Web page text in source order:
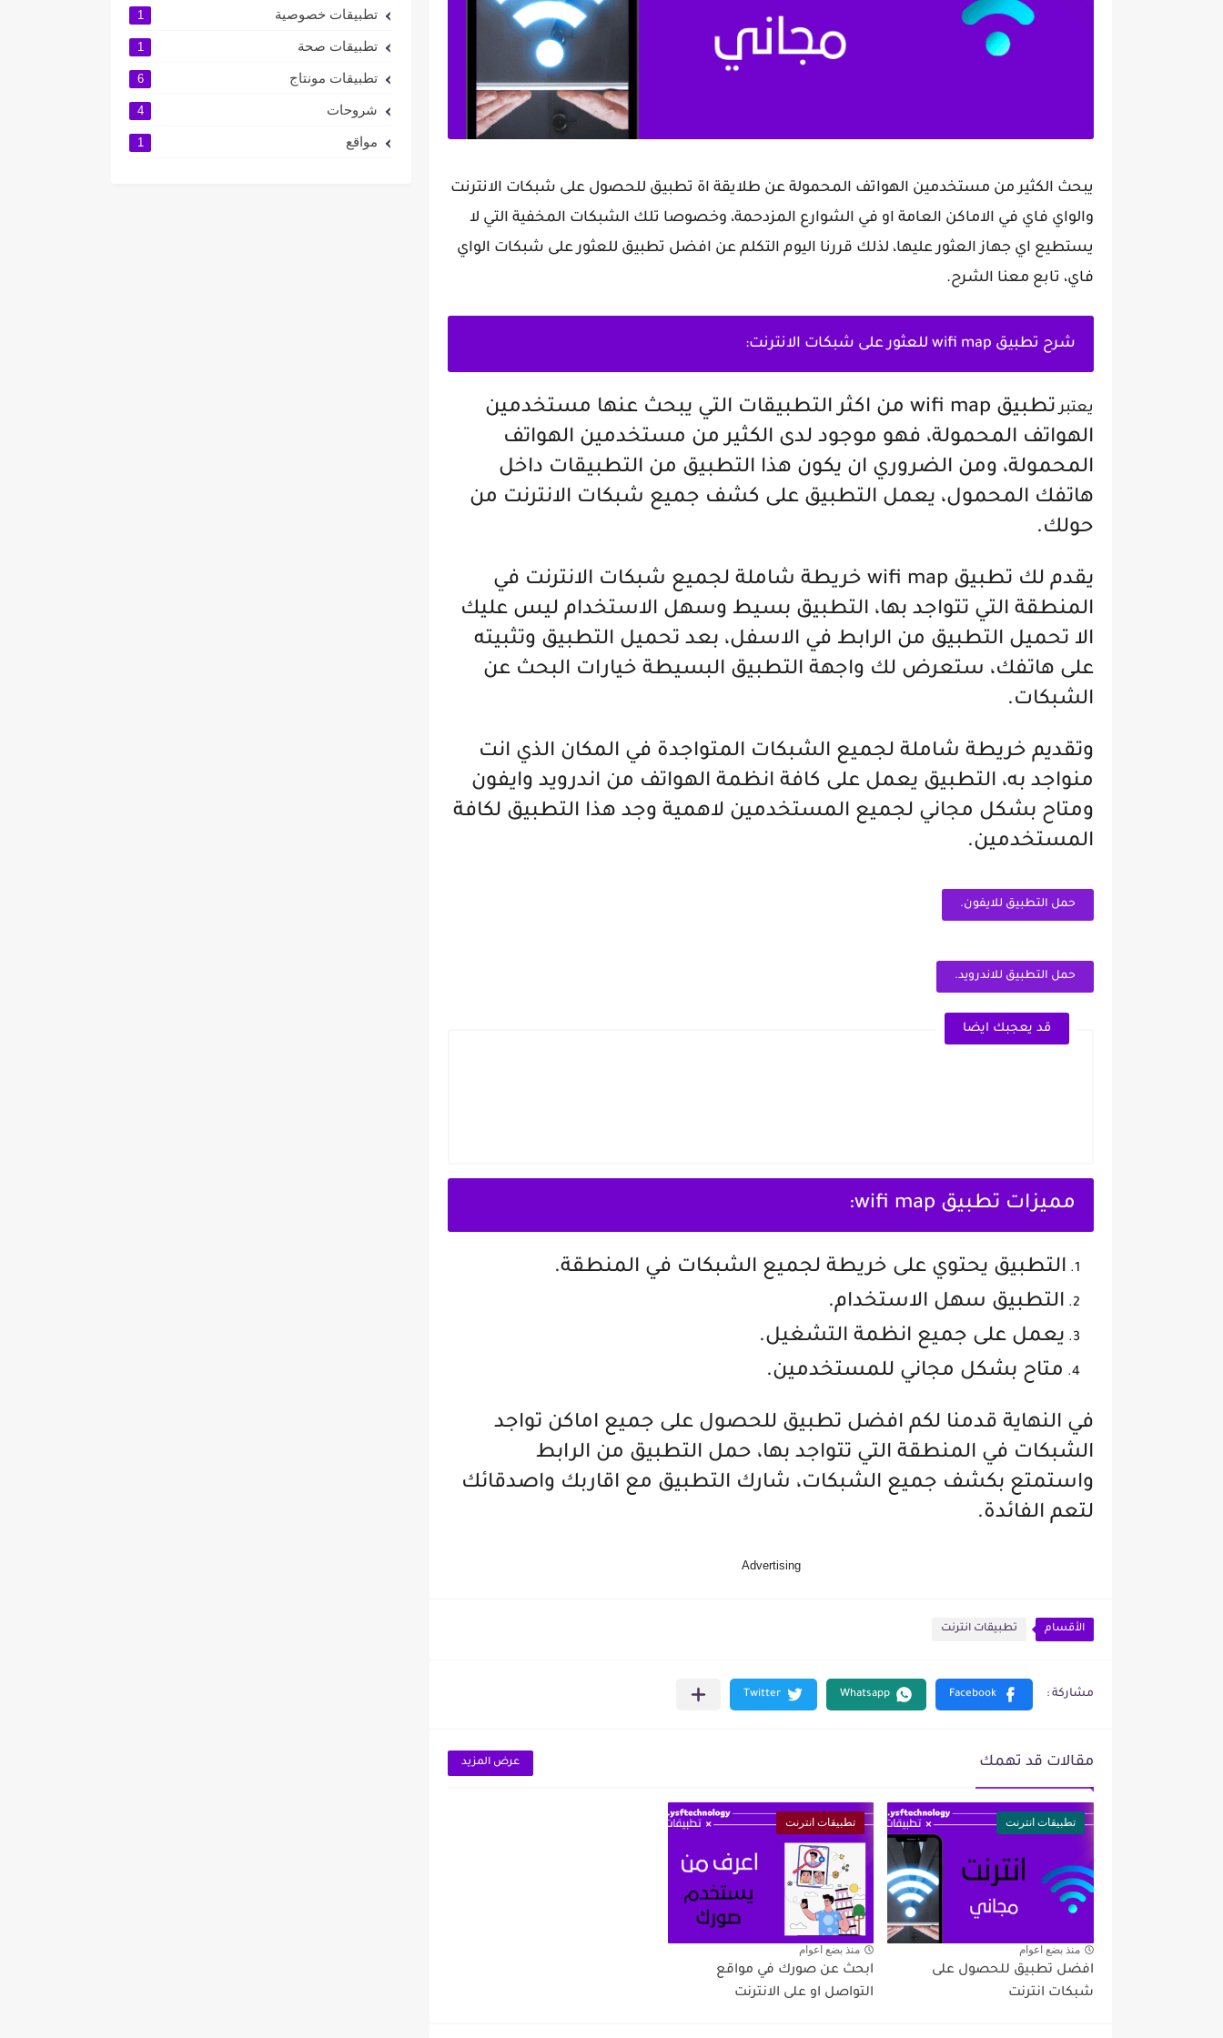
يبحث الكثير من مستخدمين الهواتف المحمولة عن طلايقة اة تطبيق للحصول على شبكات الانترنت
والواي فاي في الاماكن العامة او في الشوارع المزدحمة، وخصوصا تلك الشبكات المخفية التي لا
يستطيع اي جهاز العثور عليها، لذلك قررنا اليوم التكلم عن افضل تطبيق للعثور على شبكات الواي
فاي، تابع معنا الشرح.
شرح تطبيق wifi map للعثور على شبكات الانترنت:
يعتبر
تطبيق wifi map من اكثر التطبيقات التي يبحث عنها مستخدمين
الهواتف المحمولة، فهو موجود لدى الكثير من مستخدمين الهواتف
المحمولة، ومن الضروري ان يكون هذا التطبيق من التطبيقات داخل
هاتفك المحمول، يعمل التطبيق على كشف جميع شبكات الانترنت من
حولك.
يقدم لك
تطبيق wifi map خريطة شاملة لجميع شبكات الانترنت في
المنطقة التي تتواجد بها، التطبيق بسيط وسهل الاستخدام ليس عليك
الا تحميل التطبيق من الرابط في الاسفل، بعد تحميل التطبيق وتثبيته
على هاتفك، ستعرض لك واجهة التطبيق البسيطة خيارات البحث عن
الشبكات.
وتقديم خريطة شاملة لجميع الشبكات المتواجدة في المكان الذي انت
منواجد به، التطبيق يعمل على كافة انظمة الهواتف من اندرويد وايفون
ومتاح بشكل مجاني لجميع المستخدمين لاهمية وجد هذا التطبيق لكافة
المستخدمين.
حمل التطبيق للايفون.
حمل التطبيق للاندرويد.
قد يعجبك ايضا
مميزات تطبيق wifi map:
التطبيق يحتوي على خريطة لجميع الشبكات في المنطقة.
التطبيق سهل الاستخدام.
يعمل على جميع انظمة التشغيل.
متاح بشكل مجاني للمستخدمين.
في النهاية قدمنا لكم افضل تطبيق للحصول على جميع اماكن تواجد
الشبكات في المنطقة التي تتواجد بها، حمل التطبيق من الرابط
واستمتع بكشف جميع الشبكات، شارك التطبيق مع اقاربك واصدقائك
لتعم الفائدة.
Advertising
الأقسام تطبيقات انترنت
مقالات قد تهمك عرض المزيد
تطبيقات انترنت
منذ بضع اعوام
افضل تطبيق للحصول على
شبكات انترنت
تطبيقات انترنت
منذ بضع اعوام
ابحث عن صورك في مواقع
التواصل او على الانترنت
تطبيقات خصوصية 1
تطبيقات صحة 1
تطبيقات مونتاج 6
شروحات 4
مواقع 1